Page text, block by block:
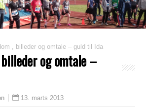
, billeder og omtale – guld til Ida
og omtale –
13. marts 2013